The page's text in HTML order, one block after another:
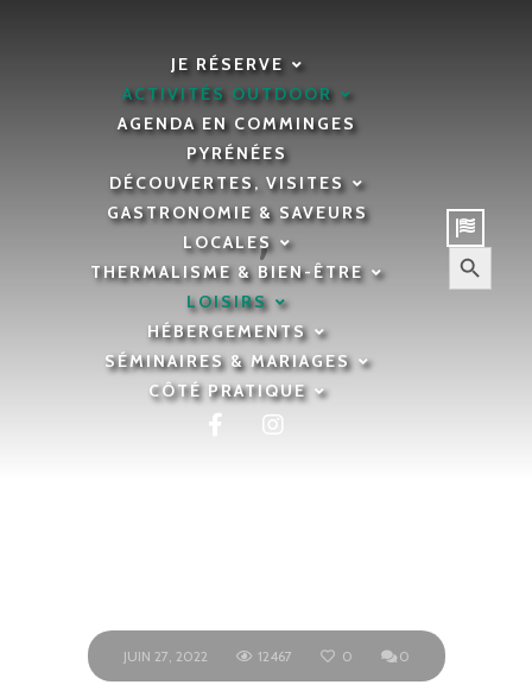
JE RÉSERVE
ACTIVITÉS OUTDOOR
AGENDA EN COMMINGES
PYRÉNÉES
DÉCOUVERTES, VISITES
GASTRONOMIE & SAVEURS
LOCALES
THERMALISME & BIEN-ÊTRE
LOISIRS
HÉBERGEMENTS
SÉMINAIRES & MARIAGES
CÔTÉ PRATIQUE
Search
for:
Search Button
Loisirs,Saison
Pumptrack –
Vallée de
JUIN 27, 2022 12467 0 0